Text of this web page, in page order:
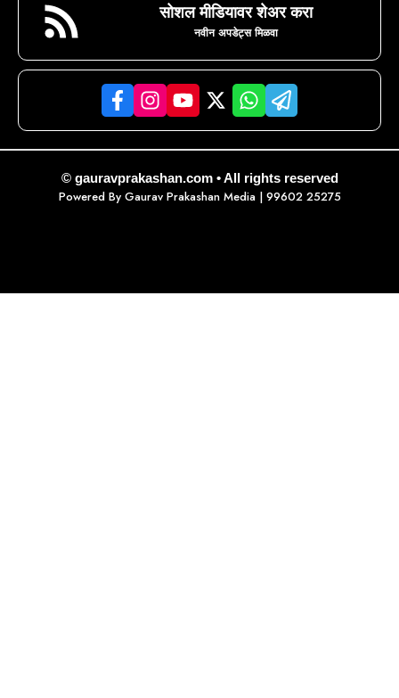
सोशल मीडियावर शेअर करा
नवीन अपडेट्स मिळवा
© gauravprakashan.com • All rights reserved
Powered By Gaurav Prakashan Media| 99602 25275